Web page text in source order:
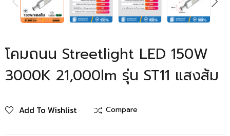
PREVIOUS NEXT
โคมถนน Streetlight LED 150W
3000K 21,000lm รุ่น ST11 แสงส้ม
Add To Wishlist Compare